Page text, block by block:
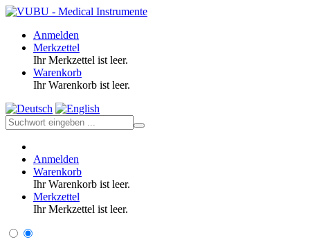
Anmelden
Merkzettel
Ihr Merkzettel ist leer.
Warenkorb
Ihr Warenkorb ist leer.
Anmelden
Warenkorb
Ihr Warenkorb ist leer.
Merkzettel
Ihr Merkzettel ist leer.